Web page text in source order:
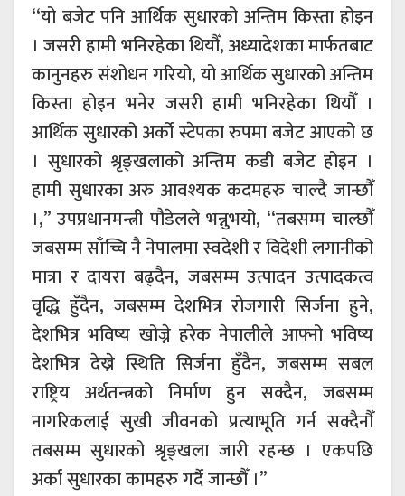
‘‘यो बजेट पनि आर्थिक सुधारको अन्तिम किस्ता होइन
। जसरी हामी भनिरहेका थियौँ, अध्यादेशका मार्फतबाट
कानुनहरु संशोधन गरियो, यो आर्थिक सुधारको अन्तिम
किस्ता होइन भनेर जसरी हामी भनिरहेका थियौँ ।
आर्थिक सुधारको अर्को स्टेपका रुपमा बजेट आएको छ
। सुधारको श्रृङ्खलाको अन्तिम कडी बजेट होइन ।
हामी सुधारका अरु आवश्यक कदमहरु चाल्दै जान्छौँ
।,’’ उपप्रधानमन्त्री पौडेलले भन्नुभयो, ‘‘तबसम्म चाल्छौँ
जबसम्म साँच्चि नै नेपालमा स्वदेशी र विदेशी लगानीको
मात्रा र दायरा बढ्दैन, जबसम्म उत्पादन उत्पादकत्व
वृद्धि हुँदैन, जबसम्म देशभित्र रोजगारी सिर्जना हुने,
देशभित्र भविष्य खोज्ने हरेक नेपालीले आफ्नो भविष्य
देशभित्र देख्ने स्थिति सिर्जना हुँदैन, जबसम्म सबल
राष्ट्रिय अर्थतन्त्रको निर्माण हुन सक्दैन, जबसम्म
नागरिकलाई सुखी जीवनको प्रत्याभूति गर्न सक्दैनौँ
तबसम्म सुधारको श्रृङ्खला जारी रहन्छ । एकपछि
अर्का सुधारका कामहरु गर्दै जान्छौँ ।’’